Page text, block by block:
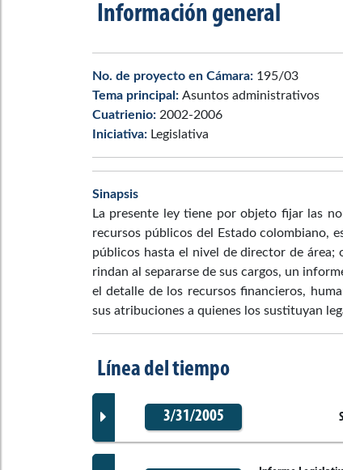
Información general
No. de proyecto en Cámara: 195/03
Tema principal: Asuntos administrativos
Cuatrienio: 2002-2006
Iniciativa: Legislativa
Sinapsis
La presente ley tiene por objeto fijar las
recursos públicos del Estado colombiano,
públicos hasta el nivel de director de
rindan al separarse de sus cargos, un
el detalle de los recursos financieros,
sus atribuciones a quienes los sustituyan
Línea del tiempo
3/31/2005